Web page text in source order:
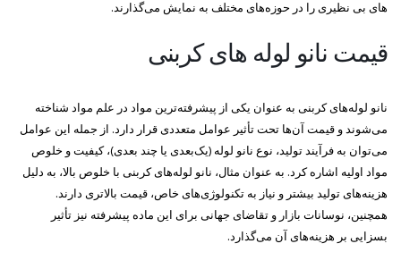
های بی نظیری را در حوزه‌های مختلف به نمایش می‌گذارند.
قیمت نانو لوله های کربنی
نانو لوله‌های کربنی به عنوان یکی از پیشرفته‌ترین مواد در علم مواد شناخته
می‌شوند و قیمت آن‌ها تحت تأثیر عوامل متعددی قرار دارد. از جمله این عوامل
می‌توان به فرآیند تولید، نوع نانو لوله (یک‌بعدی یا چند بعدی)، کیفیت و خلوص
مواد اولیه اشاره کرد. به عنوان مثال، نانو لوله‌های کربنی با خلوص بالا، به دلیل
هزینه‌های تولید بیشتر و نیاز به تکنولوژی‌های خاص، قیمت بالاتری دارند.
همچنین، نوسانات بازار و تقاضای جهانی برای این ماده پیشرفته نیز تأثیر
بسزایی بر هزینه‌های آن می‌گذارد.